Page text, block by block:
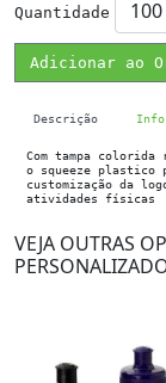
Quantidade
Adicionar ao
Descrição
Com tampa
o squeeze plastico
customização da
atividades físicas
VEJA OUTRAS